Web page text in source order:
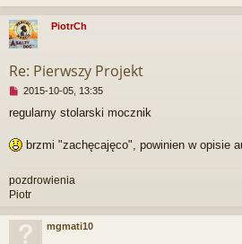
y
t
a
n
p
o
t
PiotrCh
Re: Pierwszy Projekt
N
e
r
c
z
t
a
2015-10-05, 13:35
regularny stolarski mocznik
brzmi "zachęcajęco", powinien w opisie
pozdrowienia
Piotr
mgmati10